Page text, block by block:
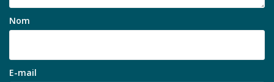
Nom
E-mail